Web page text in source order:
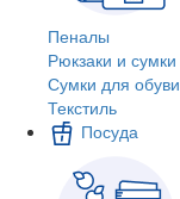
Пеналы
Рюкзаки и сумки
Сумки для обуви
Текстиль
Посуда